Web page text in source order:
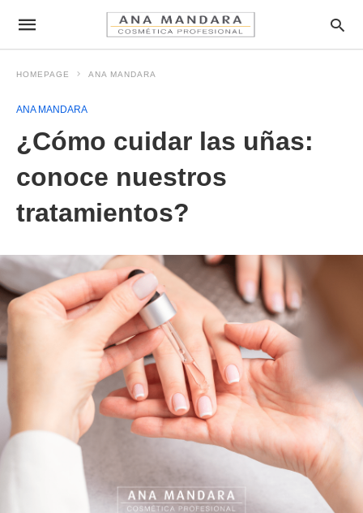
HOMEPAGE ANA MANDARA
ANA MANDARA
¿Cómo cuidar las uñas:
conoce nuestros
tratamientos?